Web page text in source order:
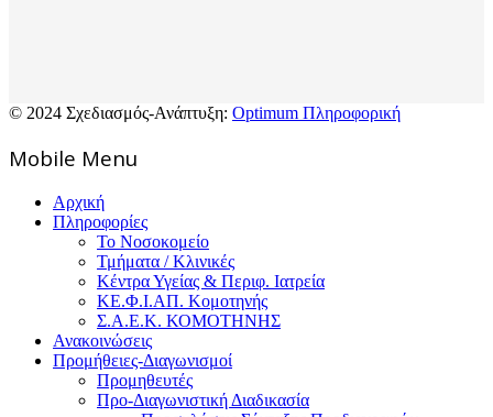
© 2024 Σχεδιασμός-Ανάπτυξη: Optimum Πληροφορική
Mοbile Menu
Αρχική
Πληροφορίες
Το Νοσοκομείο
Τμήματα / Κλινικές
Κέντρα Υγείας & Περιφ. Ιατρεία
ΚΕ.Φ.Ι.ΑΠ. Κομοτηνής
Σ.Α.Ε.Κ. ΚΟΜΟΤΗΝΗΣ
Ανακοινώσεις
Προμήθειες-Διαγωνισμοί
Προμηθευτές
Προ-Διαγωνιστική Διαδικασία